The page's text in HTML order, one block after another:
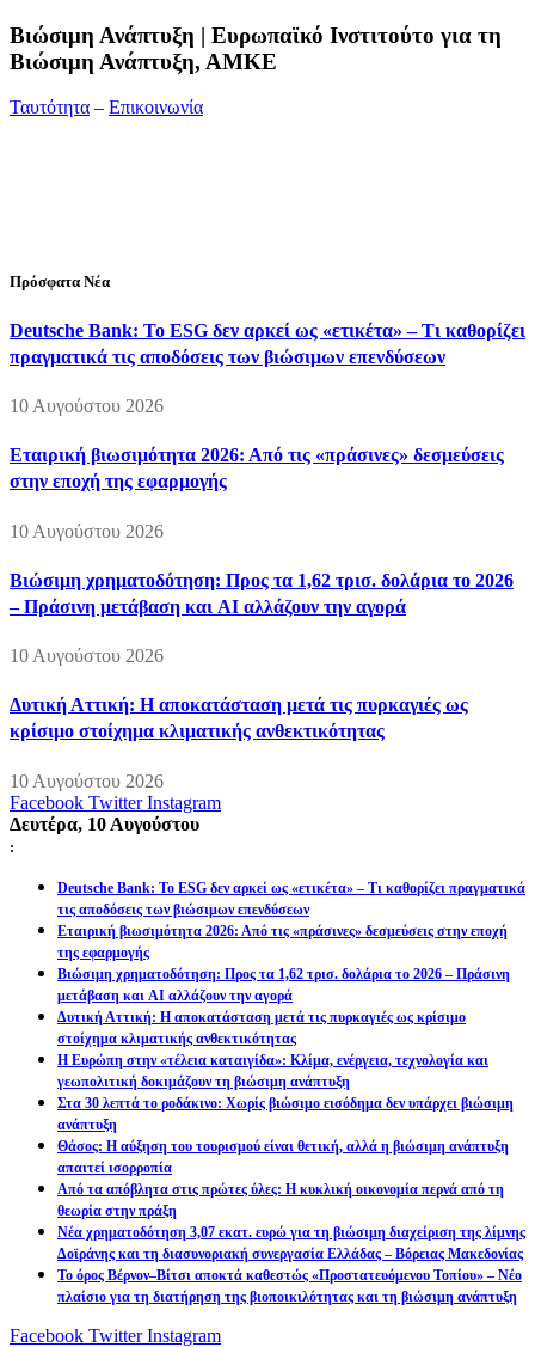
Bιώσιμη Ανάπτυξη | Ευρωπαϊκό Ινστιτούτο για τη
Βιώσιμη Ανάπτυξη, ΑΜΚΕ
Ταυτότητα – Επικοινωνία
Πρόσφατα Νέα
Deutsche Bank: Το ESG δεν αρκεί ως «ετικέτα» – Τι καθορίζει
πραγματικά τις αποδόσεις των βιώσιμων επενδύσεων
10 Αυγούστου 2026
Εταιρική βιωσιμότητα 2026: Από τις «πράσινες» δεσμεύσεις
στην εποχή της εφαρμογής
10 Αυγούστου 2026
Βιώσιμη χρηματοδότηση: Προς τα 1,62 τρισ. δολάρια το 2026
– Πράσινη μετάβαση και AI αλλάζουν την αγορά
10 Αυγούστου 2026
Δυτική Αττική: Η αποκατάσταση μετά τις πυρκαγιές ως
κρίσιμο στοίχημα κλιματικής ανθεκτικότητας
10 Αυγούστου 2026
Facebook Twitter Instagram
Δευτέρα, 10 Αυγούστου
:
Deutsche Bank: Το ESG δεν αρκεί ως «ετικέτα» – Τι καθορίζει πραγματικά
τις αποδόσεις των βιώσιμων επενδύσεων
Εταιρική βιωσιμότητα 2026: Από τις «πράσινες» δεσμεύσεις στην εποχή
της εφαρμογής
Βιώσιμη χρηματοδότηση: Προς τα 1,62 τρισ. δολάρια το 2026 – Πράσινη
μετάβαση και AI αλλάζουν την αγορά
Δυτική Αττική: Η αποκατάσταση μετά τις πυρκαγιές ως κρίσιμο
στοίχημα κλιματικής ανθεκτικότητας
Η Ευρώπη στην «τέλεια καταιγίδα»: Κλίμα, ενέργεια, τεχνολογία και
γεωπολιτική δοκιμάζουν τη βιώσιμη ανάπτυξη
Στα 30 λεπτά το ροδάκινο: Χωρίς βιώσιμο εισόδημα δεν υπάρχει βιώσιμη
ανάπτυξη
Θάσος: Η αύξηση του τουρισμού είναι θετική, αλλά η βιώσιμη ανάπτυξη
απαιτεί ισορροπία
Από τα απόβλητα στις πρώτες ύλες: Η κυκλική οικονομία περνά από τη
θεωρία στην πράξη
Νέα χρηματοδότηση 3,07 εκατ. ευρώ για τη βιώσιμη διαχείριση της λίμνης
Δοϊράνης και τη διασυνοριακή συνεργασία Ελλάδας – Βόρειας Μακεδονίας
Το όρος Βέρνον–Βίτσι αποκτά καθεστώς «Προστατευόμενου Τοπίου» – Νέο
πλαίσιο για τη διατήρηση της βιοποικιλότητας και τη βιώσιμη ανάπτυξη
Facebook Twitter Instagram